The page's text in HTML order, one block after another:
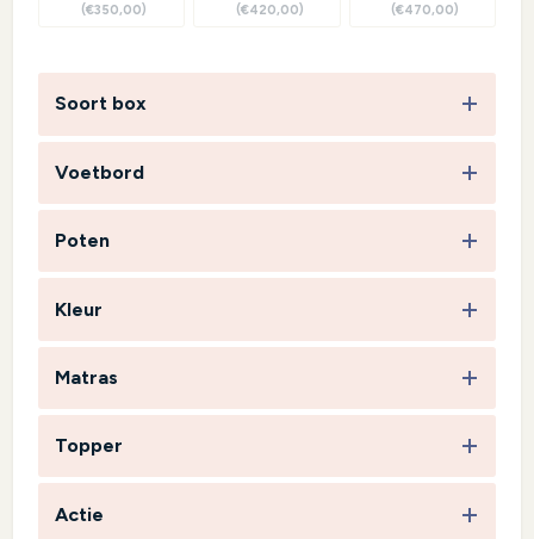
(€350,00) (€420,00) (€470,00)
Soort box
Voetbord
Poten
Kleur
Matras
Topper
Actie